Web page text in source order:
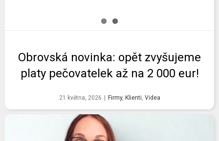
Obrovská novinka: opět zvyšujeme
platy pečovatelek až na 2 000 eur!
21 května, 2026 Firmy, Klienti, Videa